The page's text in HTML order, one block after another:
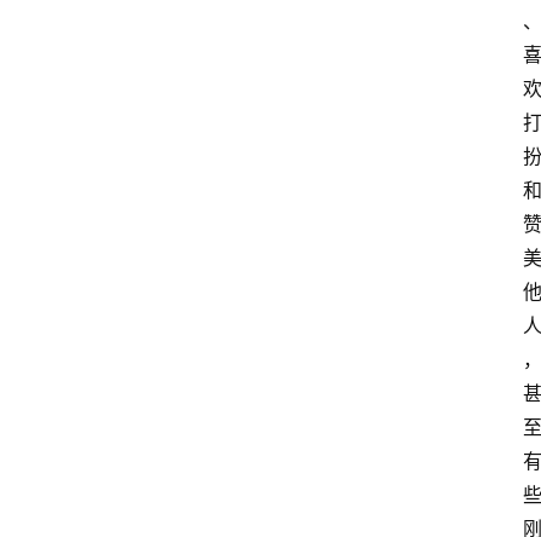
、
喜
欢
打
扮
和
赞
美
他
人
，
甚
至
有
些
刚